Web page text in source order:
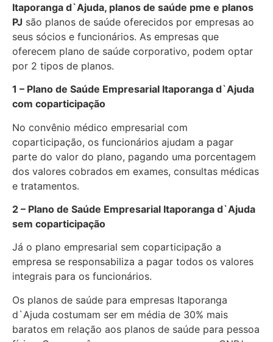
Itaporanga d`Ajuda, planos de saúde pme e planos
PJ são planos de saúde oferecidos por empresas ao
seus sócios e funcionários. As empresas que
oferecem plano de saúde corporativo, podem optar
por 2 tipos de planos.
1 – Plano de Saúde Empresarial Itaporanga d`Ajuda
com coparticipação
No convênio médico empresarial com
coparticipação, os funcionários ajudam a pagar
parte do valor do plano, pagando uma porcentagem
dos valores cobrados em exames, consultas médicas
e tratamentos.
2 – Plano de Saúde Empresarial Itaporanga d`Ajuda
sem coparticipação
Já o plano empresarial sem coparticipação a
empresa se responsabiliza a pagar todos os valores
integrais para os funcionários.
Os planos de saúde para empresas Itaporanga
d`Ajuda costumam ser em média de 30% mais
baratos em relação aos planos de saúde para pessoa